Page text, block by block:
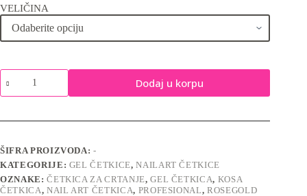
VELIČINA
Kosa
Premium
količina
Dodaj u korpu
ŠIFRA PROIZVODA:-
KATEGORIJE: GEL ČETKICE,NAILART ČETKICE
OZNAKE:ČETKICA ZA CRTANJE,GEL ČETKICA, KOSA
ČETKICA, NAIL ART ČETKICA, PROFESIONAL,ROSEGOLD